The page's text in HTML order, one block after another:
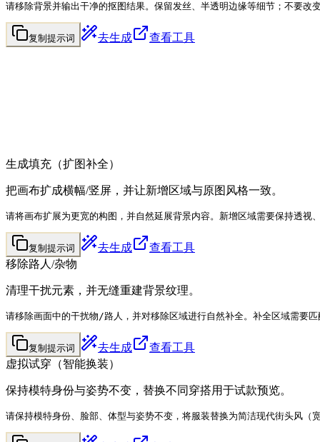
请移除背景并输出干净的抠图结果。保留发丝、半透明边缘等细节；不要改
复制提示词 去生成 查看工具
生成填充（扩图补全）
把画布扩成横幅/竖屏，并让新增区域与原图风格一致。
请将画布扩展为更宽的构图，并自然延展背景内容。新增区域需要保持透
复制提示词 去生成
查看工具
移除路人/杂物
清理干扰元素，并无缝重建背景纹理。
请移除画面中的干扰物/路人，并对移除区域进行自然补全。补全区域需要
复制提示词 去生成
查看工具
虚拟试穿（智能换装）
保持模特身份与姿势不变，替换不同穿搭用于试款预览。
请保持模特身份、脸部、体型与姿势不变，将服装替换为简洁现代街头风